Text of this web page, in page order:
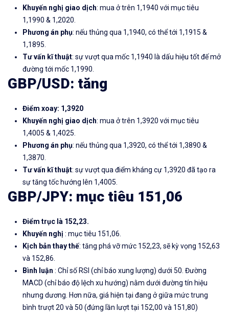
Khuyến nghị giao dịch: mua ở trên 1,1940 với mục tiêu
1,1990 & 1,2020.
Phương án phụ: nếu thủng qua 1,1940, có thể tới 1,1915 &
1,1895.
Tư vấn kĩ thuật: sự vượt qua mốc 1,1940 là dấu hiệu tốt đế mở
đường tới mốc 1,1990.
GBP/USD: tăng
Điểm xoay: 1,3920
Khuyến nghị giao dịch: mua ở trên 1,3920 với mục tiêu
1,4005 & 1,4025.
Phương án phụ: nếu thủng qua 1,3920, có thể tới 1,3890 &
1,3870.
Tư vấn kĩ thuật: sự vượt qua điểm kháng cự 1,3920 đã tạo ra
sự tăng tốc hướng lên 1,4005.
GBP/JPY: mục tiêu 151,06
Điểm trục là 152,23.
Khuyến nghị : mục tiêu 151,06.
Kịch bản thay thế: tăng phá vỡ mức 152,23, sẽ kỳ vọng 152,63
và 152,86.
Bình luận : Chỉ số RSI (chỉ báo xung lượng) dưới 50. Đường
MACD (chỉ báo độ lệch xu hướng) nằm dưới đường tín hiệu
nhưng dương. Hơn nữa, giá hiện tại đang ở giữa mức trung
bình trượt 20 và 50 (đứng lần lượt tại 152,00 và 151,80)